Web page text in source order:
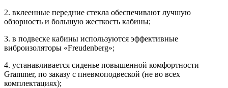
2. вклеенные передние стекла обеспечивают лучшую
обзорность и большую жесткость кабины;
3. в подвеске кабины используются эффективные
виброизоляторы «Freudenberg»;
4. устанавливается сиденье повышенной комфортности
Grammer, по заказу с пневмоподвеской (не во всех
комплектациях);